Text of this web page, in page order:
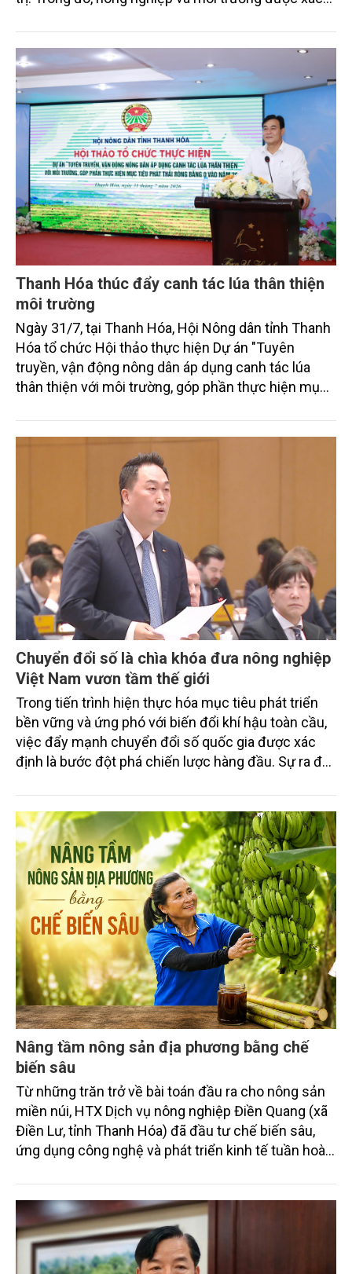
sắc bởi các tiến bộ công nghệ và cam kết bền vững
toàn cầu, đặc biệt là mục tiêu đưa phát thải ròng
bằng 0 (Net-Zero) vào năm 2050.
Thanh Hóa thúc đẩy canh tác lúa thân thiện
môi trường
Ngày 31/7, tại Thanh Hóa, Hội Nông dân tỉnh Thanh
Hóa tổ chức Hội thảo thực hiện Dự án "Tuyên
truyền, vận động nông dân áp dụng canh tác lúa
thân thiện với môi trường, góp phần thực hiện mục
trình thu hút sự tham gia của đông đảo đại biểu đến
từ các cơ quan quản lý nhà nước, đơn vị nghiên cứu,
doanh nghiệp, hợp tác xã và nông dân đang trực
tiếp triển khai mô hình sản xuất lúa phát thải thấp.
Chuyển đổi số là chìa khóa đưa nông nghiệp
Việt Nam vươn tầm thế giới
Trong tiến trình hiện thực hóa mục tiêu phát triển
bền vững và ứng phó với biến đổi khí hậu toàn cầu,
việc đẩy mạnh chuyển đổi số quốc gia được xác
định là bước đột phá chiến lược hàng đầu. Sự ra đời
mạnh mẽ, thúc đẩy quá trình cải cách toàn diện,
minh bạch hóa chuỗi cung ứng và nâng cao hiệu
quả quản lý môi trường, đặc biệt trong hai lĩnh vực
then chốt là nông nghiệp và môi trường.
Nâng tầm nông sản địa phương bằng chế
biến sâu
Từ những trăn trở về bài toán đầu ra cho nông sản
miền núi, HTX Dịch vụ nông nghiệp Điền Quang (xã
Điền Lư, tỉnh Thanh Hóa) đã đầu tư chế biến sâu,
ứng dụng công nghệ và phát triển kinh tế tuần hoàn.
sản phẩm nông nghiệp địa phương mà còn tạo việc
làm, nâng cao thu nhập cho người dân và hình thành
chuỗi sản xuất bền vững.